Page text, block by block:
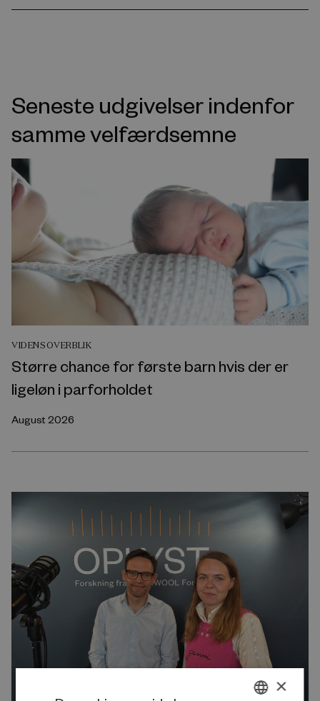
Seneste udgivelser indenfor
samme velfærdsemne
VIDENSOVERBLIK
Større chance for første barn hvis der er
ligeløn i parforholdet
August 2026
×